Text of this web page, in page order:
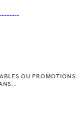
OU PROMOTIONS